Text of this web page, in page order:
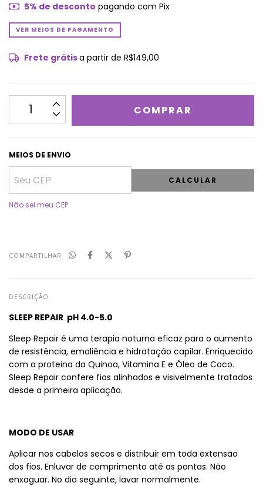
5% de desconto pagando com Pix
VER MEIOS DE PAGAMENTO
Frete grátisa partir de R$149,00
MEIOS DE ENVIO
CALCULAR
Não sei meu CEP
COMPARTILHAR
DESCRIÇÃO
SLEEP REPAIR pH 4.0-5.0
Sleep Repair é uma terapia noturna eficaz para o aumento
de resistência, emoliência e hidratação capilar. Enriquecido
com a proteina da Quinoa, Vitamina E e Óleo de Coco.
Sleep Repair confere fios alinhados e visivelmente tratados
desde a primeira aplicação.
MODO DE USAR
Aplicar nos cabelos secos e distribuir em toda extensão
dos fios. Enluvar de comprimento até as pontas. Não
enxaguar. No dia seguinte, lavar normalmente.